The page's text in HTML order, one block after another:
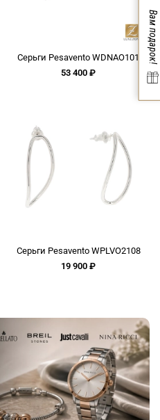
Серьги Pesavento WDNAO101
53 400 ₽
Серьги Pesavento WPLVO2108
19 900 ₽
Вам подарок!